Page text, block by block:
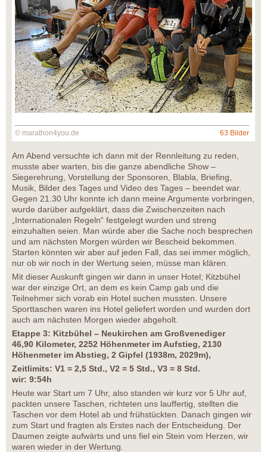
© marathon4you.de 63 Bilder
Am Abend versuchte ich dann mit der Rennleitung zu reden,
musste aber warten, bis die ganze abendliche Show –
Siegerehrung, Vorstellung der Sponsoren, Blabla, Briefing,
Musik, Bilder des Tages und Video des Tages – beendet war.
Gegen 21.30 Uhr konnte ich dann meine Argumente vorbringen,
wurde darüber aufgeklärt, dass die Zwischenzeiten nach
„Internationalen Regeln“ festgelegt wurden und streng
einzuhalten seien. Man würde aber die Sache noch besprechen
und am nächsten Morgen würden wir Bescheid bekommen.
Starten könnten wir aber auf jeden Fall, das sei immer möglich,
nur ob wir noch in der Wertung seien, müsse man klären.
Mit dieser Auskunft gingen wir dann in unser Hotel; Kitzbühel
war der einzige Ort, an dem es kein Camp gab und die
Teilnehmer sich vorab ein Hotel suchen mussten. Unsere
Sporttaschen waren ins Hotel geliefert worden und wurden dort
auch am nächsten Morgen wieder abgeholt.
Etappe 3: Kitzbühel – Neukirchen am Großvenediger
46,90 Kilometer, 2252 Höhenmeter im Aufstieg, 2130
Höhenmeter im Abstieg, 2 Gipfel (1938m, 2029m),
Zeitlimits: V1 = 2,5 Std., V2 = 5 Std., V3 = 8 Std.
wir: 9:54h
Heute war Start um 7 Uhr, also standen wir kurz vor 5 Uhr auf,
packten unsere Taschen, richteten uns lauffertig, stellten die
Taschen vor dem Hotel ab und frühstückten. Danach gingen wir
zum Start und fragten als Erstes nach der Entscheidung. Der
Daumen zeigte aufwärts und uns fiel ein Stein vom Herzen, wir
waren wieder in der Wertung.